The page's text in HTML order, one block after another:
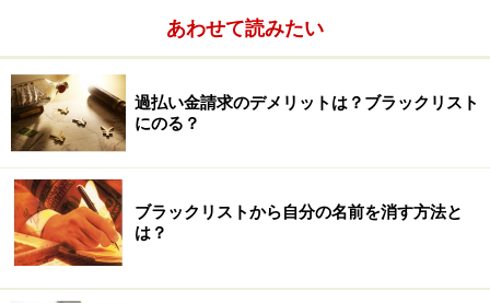
はダメなのです。本人が気づき、苦しんだ末に生まれた
ものでなければ、手続きが終了した後の日常生活の中で
やがて忘れていってしまいます。
理する作業が重要であると考えているのですが、そのた
めの技術も経験もまだまだ自分には不足していると思い
ます。
あわせて読みたい
過払い金請求のデメリットは？ブラックリスト
にのる？
ブラックリストから自分の名前を消す方法と
は？